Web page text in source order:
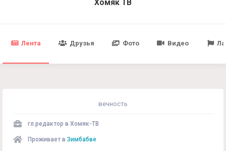
Хомяк ТВ
Лента Друзья Фото Видео
вечность
гл.редактор в Хомяк-ТВ
Проживает в Зимбабве